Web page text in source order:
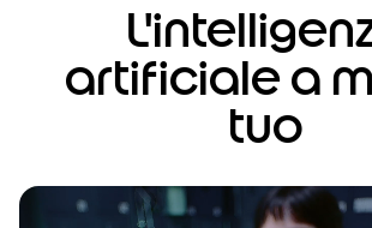
artificiale a
tuo